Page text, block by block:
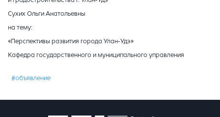
Сухих Ольги Анатольевны
на тему:
«Перспективы развития города Улан-Удэ»
Кафедра государственного и муниципального управления
#объявление